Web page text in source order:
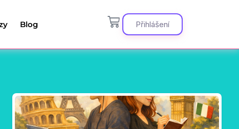
Blog Přihlášení